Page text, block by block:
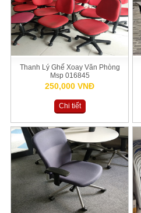
Thanh Lý Ghế Xoay Văn Phòng
Msp 016845
250,000 VNĐ
Chi tiết